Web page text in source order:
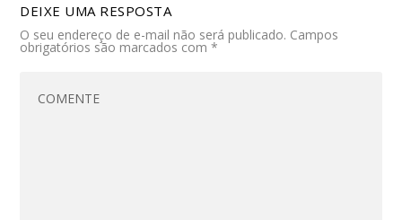
DEIXE UMA RESPOSTA
O seu endereço de e-mail não será publicado. Campos
obrigatórios são marcados com*